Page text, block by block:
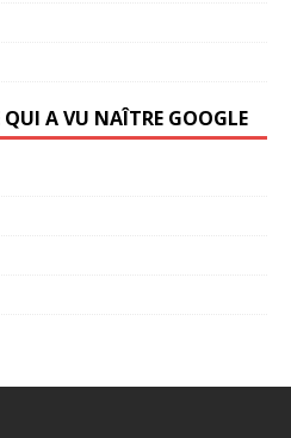
QUI A VU NAÎTRE GOOGLE